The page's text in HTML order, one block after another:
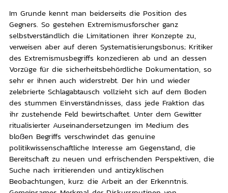
Im Grunde kennt man beiderseits die Position des
Gegners. So gestehen Extremismusforscher ganz
selbstverständlich die Limitationen ihrer Konzepte zu,
verweisen aber auf deren Systematisierungsbonus; Kritiker
des Extremismusbegriffs konzedieren ab und an dessen
Vorzüge für die sicherheitsbehördliche Dokumentation, so
sehr er ihnen auch widerstrebt. Der hin und wieder
zelebrierte Schlagabtausch vollzieht sich auf dem Boden
des stummen Einverständnisses, dass jede Fraktion das
ihr zustehende Feld bewirtschaftet. Unter dem Gewitter
ritualisierter Auseinandersetzungen im Medium des
bloßen Begriffs verschwindet das genuine
politikwissenschaftliche Interesse am Gegenstand, die
Bereitschaft zu neuen und erfrischenden Perspektiven, die
Suche nach irritierenden und antizyklischen
Beobachtungen, kurz: die Arbeit an der Erkenntnis.